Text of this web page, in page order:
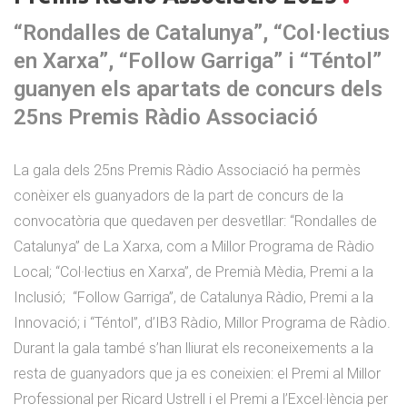
“Rondalles de Catalunya”, “Col·lectius
en Xarxa”, “Follow Garriga” i “Téntol”
guanyen els apartats de concurs dels
25ns Premis Ràdio Associació
La gala dels 25ns Premis Ràdio Associació ha permès
conèixer els guanyadors de la part de concurs de la
convocatòria que quedaven per desvetllar: “Rondalles de
Catalunya” de La Xarxa, com a Millor Programa de Ràdio
Local; “Col·lectius en Xarxa”, de Premià Mèdia, Premi a la
Inclusió; “Follow Garriga”, de Catalunya Ràdio, Premi a la
Innovació; i “Téntol”, d’IB3 Ràdio, Millor Programa de Ràdio.
Durant la gala també s’han lliurat els reconeixements a la
resta de guanyadors que ja es coneixien: el Premi al Millor
Professional per Ricard Ustrell i el Premi a l’Excel·lència per